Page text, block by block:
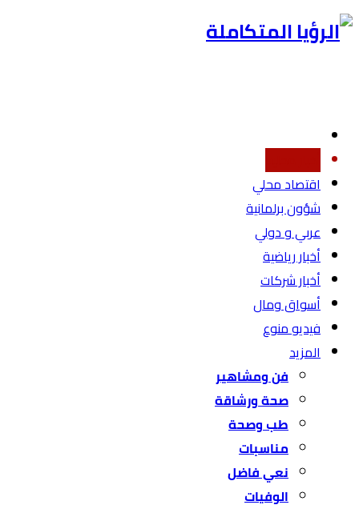
اقتصاد محلي
شؤون برلمانية
عربي و دولي
أخبار رياضية
أخبار شركات
أسواق ومال
فيديو منوع
المزيد
فن ومشاهير
صحة ورشاقة
طب وصحة
مناسبات
نعي فاضل
الوفيات